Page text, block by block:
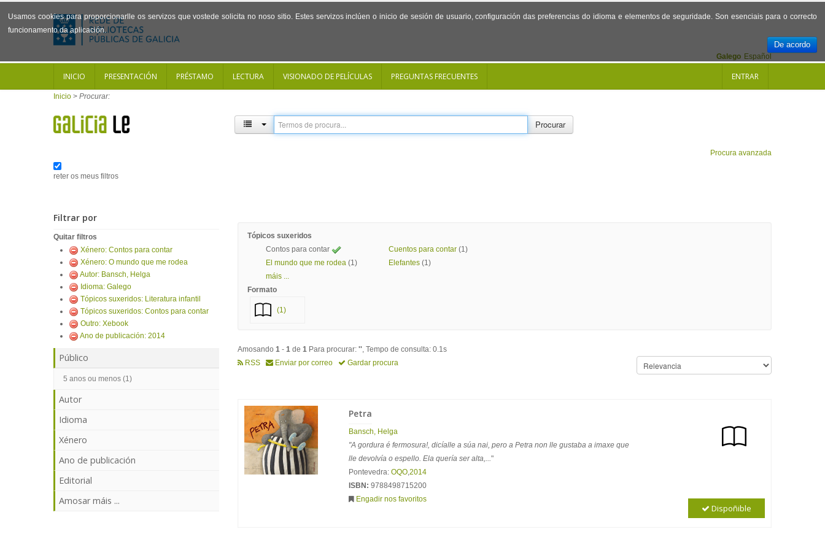
Usamos cookies para proporcionarlle os servizos que vostede solicita no noso sitio. Estes servizos inclúen o inicio de sesión de usuario, configuración das preferencias do idioma e elementos de seguridade. Son esenciais para o correcto
funcionamento da aplicación.
De acordo
Español
Galego
INICIO PRESENTACIÓN PRÉSTAMO LECTURA VISIONADO DE PELÍCULAS PREGUNTAS FRECUENTES ENTRAR
Inicio > Procurar:
Procurar
Procura avanzada
reter os meus filtros
Filtrar por
Quitar filtros
Xénero: Contos para contar
Xénero: O mundo que me rodea
Autor: Bansch, Helga
Idioma: Galego
Tópicos suxeridos: Literatura infantil
Tópicos suxeridos: Contos para contar
Outro: Xebook
Ano de publicación: 2014
Público
5 anos ou menos (1)
Autor
Idioma
Xénero
Ano de publicación
Editorial
Amosar máis ...
Tópicos suxeridos
Contos para contar
Cuentos para contar (1)
El mundo que me rodea (1) Elefantes (1)
máis ...
Formato
(1)
Amosando 1 - 1 de 1 Para procurar: '', Tempo de consulta: 0.1s
RSS
Enviar por correo Gardar procura
Petra
Bansch, Helga
"A gordura é fermosura!, dicíalle a súa nai, pero a Petra non lle gustaba a imaxe que
lle devolvía o espello. Ela quería ser alta,..."
Pontevedra: OQO,2014
ISBN: 9788498715200
Engadir nos favoritos
Dispoñible